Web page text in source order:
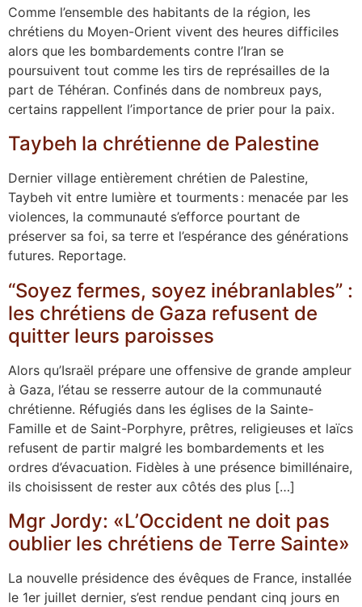
Comme l’ensemble des habitants de la région, les
chrétiens du Moyen-Orient vivent des heures difficiles
alors que les bombardements contre l’Iran se
poursuivent tout comme les tirs de représailles de la
part de Téhéran. Confinés dans de nombreux pays,
certains rappellent l’importance de prier pour la paix.
Taybeh la chrétienne de Palestine
Dernier village entièrement chrétien de Palestine,
Taybeh vit entre lumière et tourments : menacée par les
violences, la communauté s’efforce pourtant de
préserver sa foi, sa terre et l’espérance des générations
futures. Reportage.
“Soyez fermes, soyez inébranlables” :
les chrétiens de Gaza refusent de
quitter leurs paroisses
Alors qu’Israël prépare une offensive de grande ampleur
à Gaza, l’étau se resserre autour de la communauté
chrétienne. Réfugiés dans les églises de la Sainte-
Famille et de Saint-Porphyre, prêtres, religieuses et laïcs
refusent de partir malgré les bombardements et les
ordres d’évacuation. Fidèles à une présence bimillénaire,
ils choisissent de rester aux côtés des plus […]
Mgr Jordy: «L’Occident ne doit pas
oublier les chrétiens de Terre Sainte»
La nouvelle présidence des évêques de France, installée
le 1er juillet dernier, s’est rendue pendant cinq jours en